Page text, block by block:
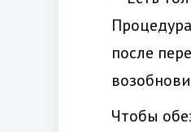
после
Чтобы